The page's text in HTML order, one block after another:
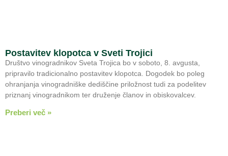
Postavitev klopotca v Sveti Trojici
Društvo vinogradnikov Sveta Trojica bo v soboto, 8. avgusta,
pripravilo tradicionalno postavitev klopotca. Dogodek bo poleg
ohranjanja vinogradniške dediščine priložnost tudi za podelitev
priznanj vinogradnikom ter druženje članov in obiskovalcev.
Preberi več »